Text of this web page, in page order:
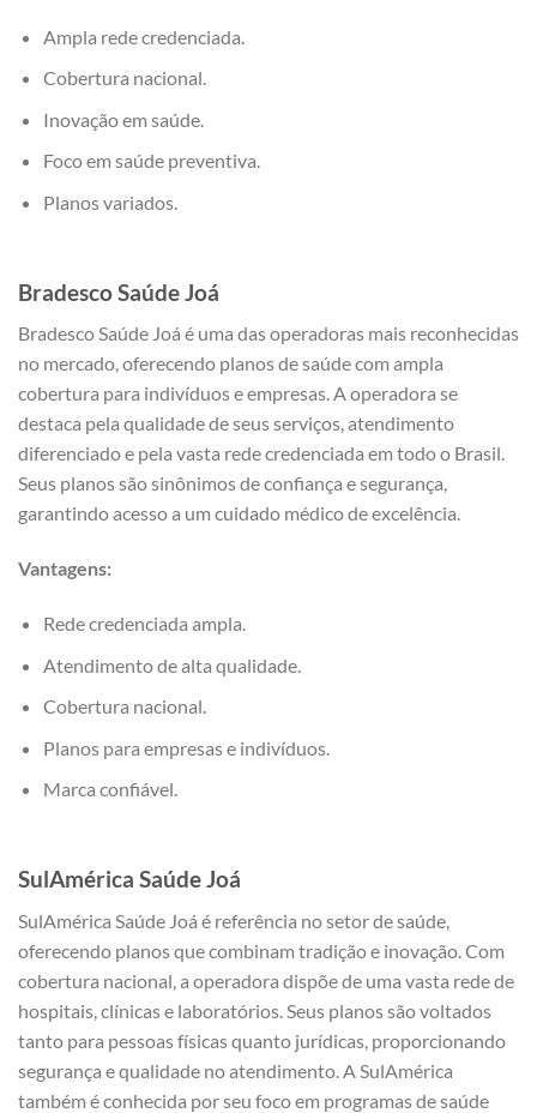
Ampla rede credenciada.
Cobertura nacional.
Inovação em saúde.
Foco em saúde preventiva.
Planos variados.
Bradesco Saúde Joá
Bradesco Saúde Joá é uma das operadoras mais reconhecidas
no mercado, oferecendo planos de saúde com ampla
cobertura para indivíduos e empresas. A operadora se
destaca pela qualidade de seus serviços, atendimento
diferenciado e pela vasta rede credenciada em todo o Brasil.
Seus planos são sinônimos de confiança e segurança,
garantindo acesso a um cuidado médico de excelência.
Vantagens:
Rede credenciada ampla.
Atendimento de alta qualidade.
Cobertura nacional.
Planos para empresas e indivíduos.
Marca confiável.
SulAmérica Saúde Joá
SulAmérica Saúde Joá é referência no setor de saúde,
oferecendo planos que combinam tradição e inovação. Com
cobertura nacional, a operadora dispõe de uma vasta rede de
hospitais, clínicas e laboratórios. Seus planos são voltados
tanto para pessoas físicas quanto jurídicas, proporcionando
segurança e qualidade no atendimento. A SulAmérica
também é conhecida por seu foco em programas de saúde